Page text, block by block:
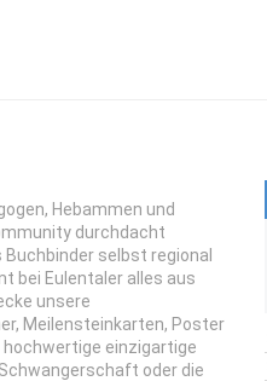
Hebammen und
durchdacht
selbst regional
bei Eulentaler alles aus
unsere
Meilensteinkarten, Poster
hochwertige einzigartige
oder die